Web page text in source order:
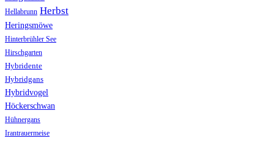
Hellabrunn Herbst
Heringsmöwe
Hinterbrühler See
Hirschgarten
Hybridente
Hybridgans
Hybridvogel
Höckerschwan
Hühnergans
Irantrauermeise